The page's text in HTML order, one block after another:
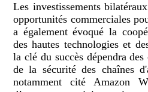
Les investissements
opportunités commerciales
a également évoqué la
des hautes technologies et
la clé du succès dépendra
de la sécurité des chaînes
notamment cité Amazon